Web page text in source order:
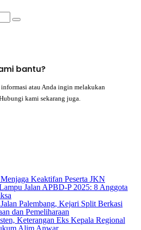
bantu?
atau Anda ingin melakukan
kami sekarang juga.
Keaktifan Peserta JKN
Jalan APBD-P 2025: 8 Anggota
Palembang, Kejari Split Berkasi
dan Pemeliharaan
Keterangan Eks Kepala Regional